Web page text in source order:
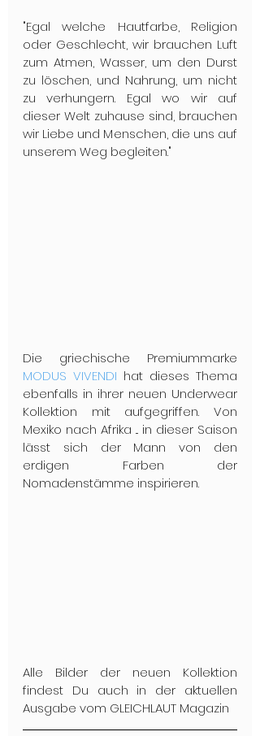
"Egal welche Hautfarbe, Religion
oder Geschlecht, wir brauchen Luft
zum Atmen, Wasser, um den Durst
zu löschen, und Nahrung, um nicht
zu verhungern. Egal wo wir auf
dieser Welt zuhause sind, brauchen
wir Liebe und Menschen, die uns auf
unserem Weg begleiten."
MODUS VIVENDI hat dieses Thema
ebenfalls in ihrer neuen Underwear
Kollektion mit aufgegriffen. Von
Mexiko nach Afrika ... in dieser Saison
lässt sich der Mann von den
erdigen Farben der
Nomadenstämme inspirieren.
Alle Bilder der neuen Kollektion
findest Du auch in der aktuellen
Ausgabe vom GLEICHLAUT Magazin